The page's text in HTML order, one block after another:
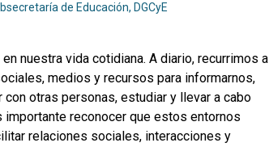
de Educación, DGCyE
nuestra vida cotidiana. A diario, recurrimos a
medios y recursos para informarnos,
otras personas, estudiar y llevar a cabo
reconocer que estos entornos
relaciones sociales, interacciones y